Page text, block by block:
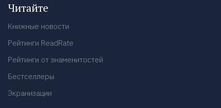
Читайте
Книжные новости
Рейтинги ReadRate
Рейтинги от знаменитостей
Бестселлеры
Экранизации